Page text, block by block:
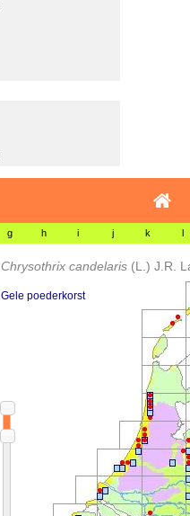
g h i j k l
Chrysothrix candelaris (L.) J.R.
Gele poederkorst